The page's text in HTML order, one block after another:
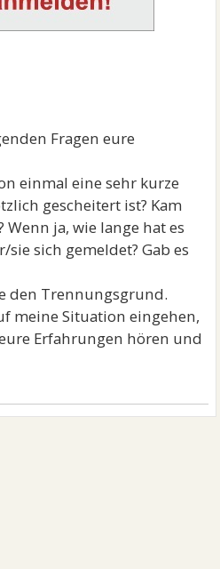
Fragen eure
einmal eine sehr kurze
gescheitert ist? Kam
Wenn ja, wie lange hat es
sich gemeldet? Gab es
den Trennungsgrund.
meine Situation eingehen,
Erfahrungen hören und